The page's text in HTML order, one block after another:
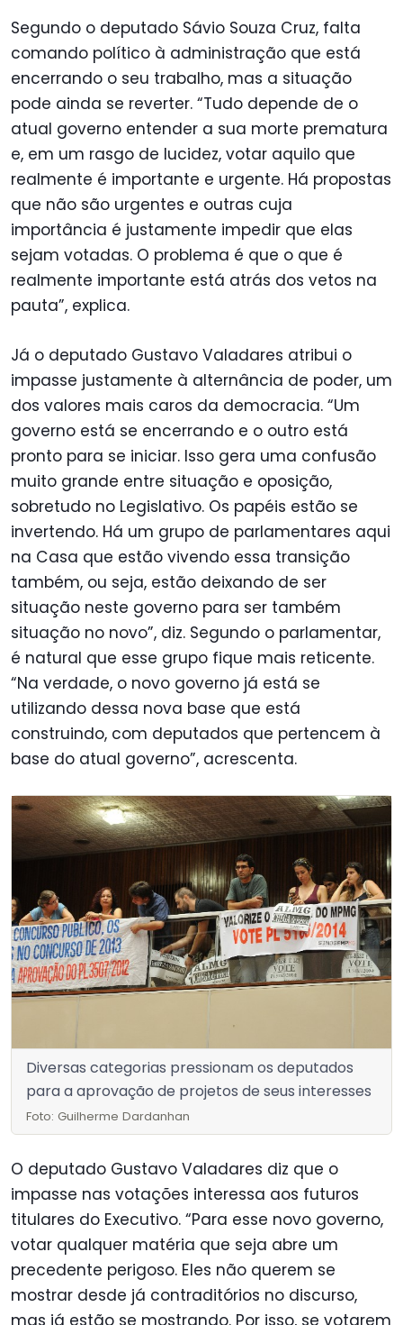
Segundo o deputado Sávio Souza Cruz, falta
comando político à administração que está
encerrando o seu trabalho, mas a situação
pode ainda se reverter. “Tudo depende de o
atual governo entender a sua morte prematura
e, em um rasgo de lucidez, votar aquilo que
realmente é importante e urgente. Há propostas
que não são urgentes e outras cuja
importância é justamente impedir que elas
sejam votadas. O problema é que o que é
realmente importante está atrás dos vetos na
pauta”, explica.
Já o deputado Gustavo Valadares atribui o
impasse justamente à alternância de poder, um
dos valores mais caros da democracia. “Um
governo está se encerrando e o outro está
pronto para se iniciar. Isso gera uma confusão
muito grande entre situação e oposição,
sobretudo no Legislativo. Os papéis estão se
invertendo. Há um grupo de parlamentares aqui
na Casa que estão vivendo essa transição
também, ou seja, estão deixando de ser
situação neste governo para ser também
situação no novo”, diz. Segundo o parlamentar,
é natural que esse grupo fique mais reticente.
“Na verdade, o novo governo já está se
utilizando dessa nova base que está
construindo, com deputados que pertencem à
base do atual governo”, acrescenta.
Diversas categorias pressionam os deputados
para a aprovação de projetos de seus interesses
Foto: Guilherme Dardanhan
O deputado Gustavo Valadares diz que o
impasse nas votações interessa aos futuros
titulares do Executivo. “Para esse novo governo,
votar qualquer matéria que seja abre um
precedente perigoso. Eles não querem se
mostrar desde já contraditórios no discurso,
mas já estão se mostrando. Por isso, se votarem